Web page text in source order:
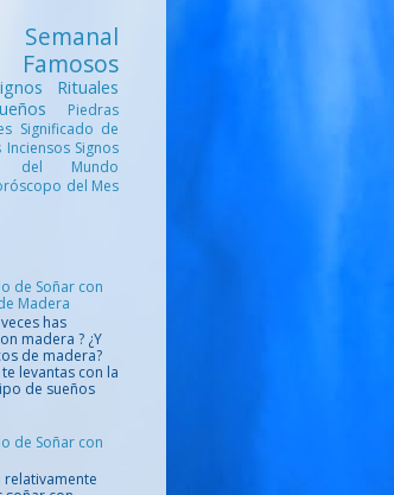
Rituales
Piedras
Significado de
Inciensos Signos
del Mundo
del Mes
de Soñar con
Madera
has
madera ? ¿Y
de madera?
levantas con la
de sueños
de Soñar con
relativamente